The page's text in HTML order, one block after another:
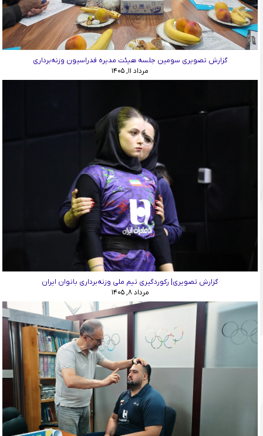
گزارش تصویری سومین جلسه هیئت مدیره فدراسیون وزنه‌برداری
مرداد ۱۱, ۱۴۰۵
گزارش تصویری| رکوردگیری تیم ملی وزنه‌برداری بانوان ایران
مرداد ۸, ۱۴۰۵